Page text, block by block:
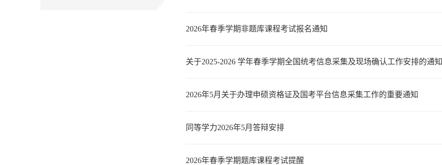
2026年春季学期非题库课程考试报名通知
关于2025-2026 学年春季学期全国统考信息采集及现场确认工作安排的通知
2026年5月关于办理申硕资格证及国考平台信息采集工作的重要通知
同等学力2026年5月答辩安排
2026年春季学期题库课程考试提醒